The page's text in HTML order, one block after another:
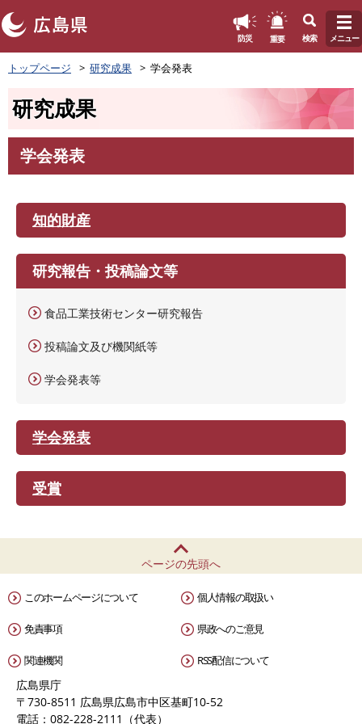
ペ
ー
頭
す
防災 重要 検索 メニュー
トップページ 研究成果 学会発表
研究成果
文
学会発表
知的財産
研究報告・投稿論文等
食品工業技術センター研究報告
投稿論文及び機関紙等
学会発表等
学会発表
受賞
ページの先頭へ
このホームページについて 個人情報の取扱い
免責事項 県政へのご意見
関連機関 RSS配信について
広島県庁
〒730-8511 広島県広島市中区基町10-52
電話：082-228-2111（代表）